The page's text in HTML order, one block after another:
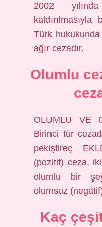
2002
Türk
ağır cezadır.
Olumlu
OLUMLU VE
Birinci tür
pekiştireç
(pozitif) ceza,
olumlu bir
olumsuz
Kaç